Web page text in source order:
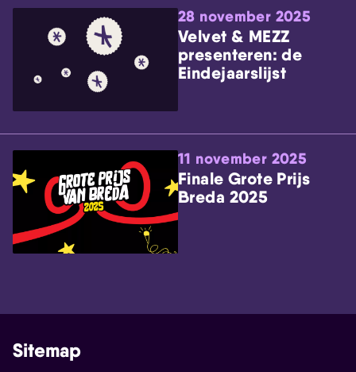
28 november 2025
Velvet & MEZZ
presenteren: de
Eindejaarslijst
11 november 2025
Finale Grote Prijs
Breda 2025
Sitemap